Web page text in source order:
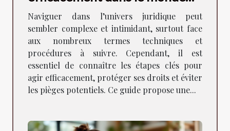
juridique
Naviguer dans l’univers juridique peut
sembler complexe et intimidant, surtout face
aux nombreux termes techniques et
procédures à suivre. Cependant, il est
essentiel de connaître les étapes clés pour
agir efficacement, protéger ses droits et éviter
les pièges potentiels. Ce guide propose une...